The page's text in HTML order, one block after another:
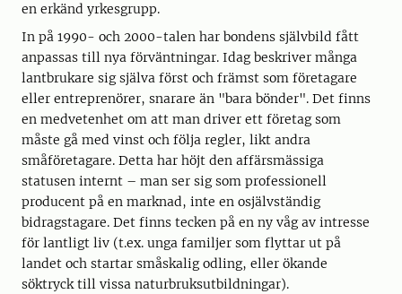
en erkänd yrkesgrupp.
In på 1990- och 2000-talen har bondens självbild fått
anpassas till nya förväntningar. Idag beskriver många
lantbrukare sig själva först och främst som företagare
eller entreprenörer, snarare än "bara bönder". Det finns
en medvetenhet om att man driver ett företag som
måste gå med vinst och följa regler, likt andra
småföretagare. Detta har höjt den affärsmässiga
statusen internt – man ser sig som professionell
producent på en marknad, inte en osjälvständig
bidragstagare. Det finns tecken på en ny våg av intresse
för lantligt liv (t.ex. unga familjer som flyttar ut på
landet och startar småskalig odling, eller ökande
söktryck till vissa naturbruksutbildningar).